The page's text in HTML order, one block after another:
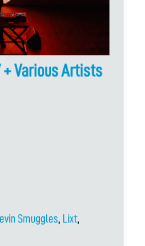
+ Various Artists
Smuggles, Lixt,